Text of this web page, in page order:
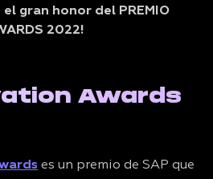
el gran honor del PREMIO
2022!
Awards
es un premio de SAP que